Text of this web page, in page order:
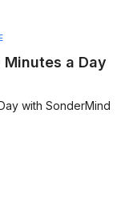
a Day
with SonderMind